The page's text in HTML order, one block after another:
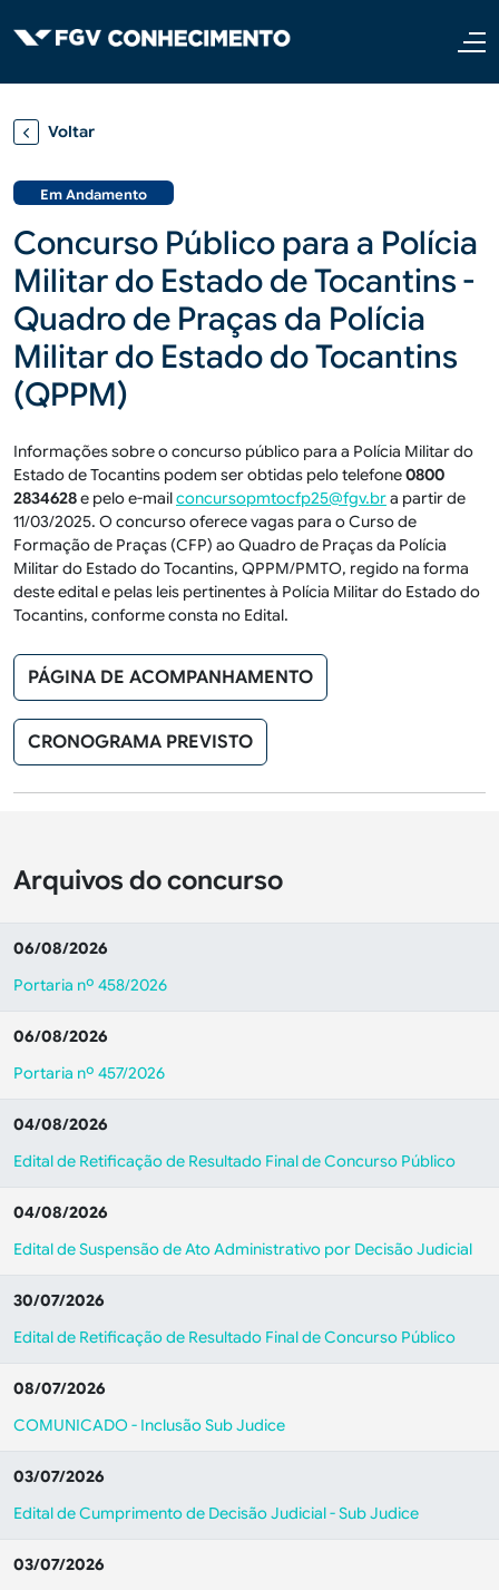
Voltar
Em Andamento
Concurso Público para a Polícia
Militar do Estado de Tocantins -
Quadro de Praças da Polícia
Militar do Estado do Tocantins
(QPPM)
Informações sobre o concurso público para a Polícia Militar do
Estado de Tocantins podem ser obtidas pelo telefone0800
2834628e pelo e-mailconcursopmtocfp25@fgv.bra partir de
11/03/2025. O concurso oferece vagas para o Curso de
Formação de Praças (CFP) ao Quadro de Praças da Polícia
Militar do Estado do Tocantins, QPPM/PMTO, regido na forma
deste edital e pelas leis pertinentes à Polícia Militar do Estado do
Tocantins, conforme consta no Edital.
PÁGINA DE ACOMPANHAMENTO
CRONOGRAMA PREVISTO
Arquivos do concurso
06/08/2026
Portaria nº 458/2026
06/08/2026
Portaria nº 457/2026
04/08/2026
Edital de Retificação de Resultado Final de Concurso Público
04/08/2026
Edital de Suspensão de Ato Administrativo por Decisão Judicial
30/07/2026
Edital de Retificação de Resultado Final de Concurso Público
08/07/2026
COMUNICADO - Inclusão Sub Judice
03/07/2026
Edital de Cumprimento de Decisão Judicial - Sub Judice
03/07/2026